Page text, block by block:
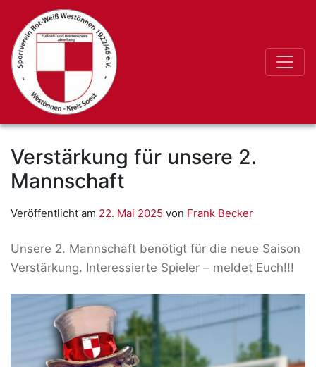
Verstärkung für unsere 2.
Mannschaft
Veröffentlicht am 22. Mai 2025 von Frank Becker
Unsere 2. Mannschaft benötigt für die neue Saison
Verstärkung. Interessierte Spieler – meldet Euch!!!